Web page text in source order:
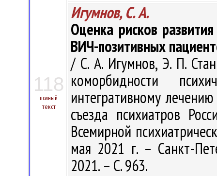
118
полный
текст
Игумнов, С. А.
Оценка рисков
ВИЧ-позитивных
/ С. А. Игумнов, Э. П.
коморбидности
интегративному
съезда психиатров
Всемирной
мая 2021 г. – Санкт-
2021. – С. 963.